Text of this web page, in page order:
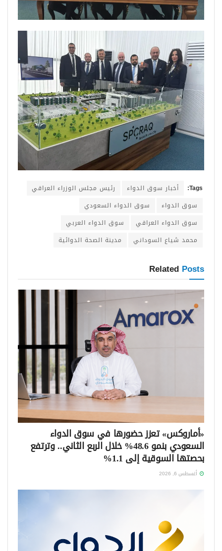
Tags: أخبار سوق الدواء
رئيس مجلس الوزراء العراقي
سوق الدواء
سوق الدواء السعودي
سوق الدواء العراقي
سوق الدواء العربي
محمد شياع السوداني
مدينة الصحة الدوائية
Related Posts
«أماروكس» تعزز حضورها في سوق الدواء
السعودي بنمو 48.6% خلال الربع الثاني.. وترتفع
بحصتها السوقية إلى 1.1%
أغسطس 6, 2026